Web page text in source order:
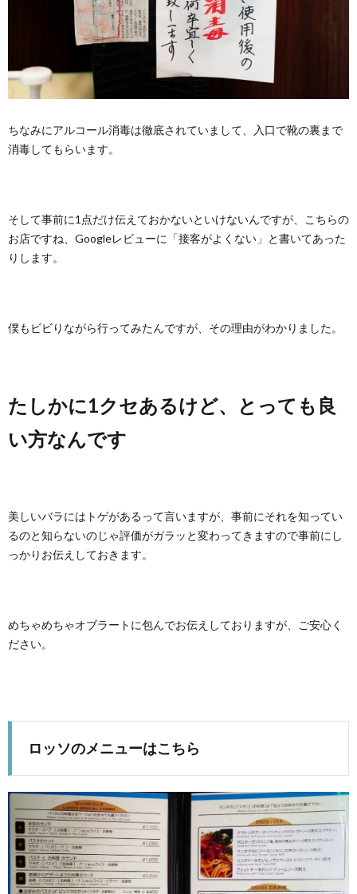
ちなみにアルコール消毒は徹底されていまして、入口で靴の裏まで
消毒してもらいます。
そして事前に1点だけ伝えておかないといけないんですが、こちらの
お店ですね、Googleレビューに「接客がよくない」と書いてあった
りします。
僕もビビりながら行ってみたんですが、その理由がわかりました。
たしかに1クセあるけど、とっても良
い方なんです
美しいバラにはトゲがあるって言いますが、事前にそれを知ってい
るのと知らないのじゃ評価がガラッと変わってきますので事前にし
っかりお伝えしておきます。
めちゃめちゃオブラートに包んでお伝えしておりますが、ご安心く
ださい。
ロッソのメニューはこちら